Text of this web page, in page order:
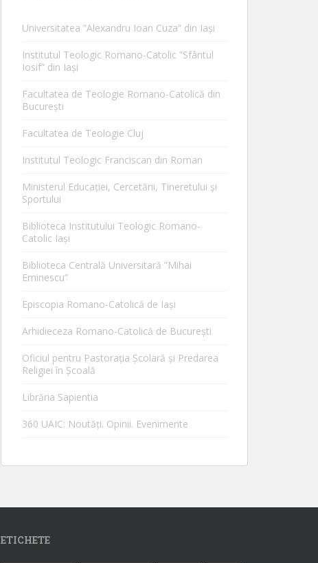
Universitatea ”Alexandru Ioan Cuza” din Iaşi
Institutul Teologic Romano-Catolic ”Sfântul
Iosif” din Iaşi
Facultatea de Teologie Romano-Catolică din
Bucureşti
Facultatea de Teologie Cluj
Institutul Teologic Franciscan din Roman
Ministerul Educaţiei, Cercetării, Tineretului şi
Sportului
Biblioteca Institutului Teologic Romano-
Catolic Iaşi
Biblioteca Centrală Universitară ”Mihai
Eminescu”
Episcopia Romano-Catolică de Iaşi
Arhidieceza Romano-Catolică de Bucureşti
Oficiul pentru Pastorația Școlară și Predarea
Religiei în Școală
Librăria Sapientia
360 UAIC: Noutăţi. Opinii. Evenimente
ETICHETE